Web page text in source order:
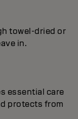
towel-dried or
in.
essential care
protects from